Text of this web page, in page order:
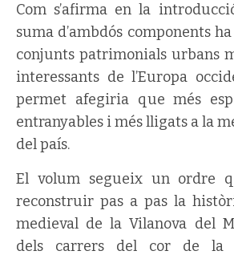
Com s’afirma en la
suma d’ambdós components
conjunts patrimonials urbans
interessants de l’Europa
permet afegiria que més
entranyables i més lligats a la
del país.
El volum segueix un ordre
reconstruir pas a pas la
medieval de la Vilanova del
dels carrers del cor de la